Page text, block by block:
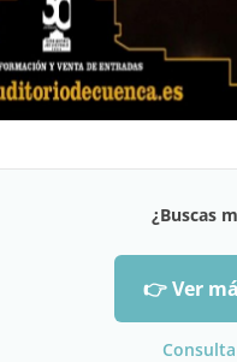
¿Buscas
👉 Ver